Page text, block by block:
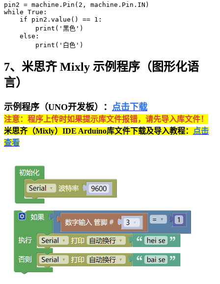
pin2 = machine.Pin(2, machine.Pin.IN)
while True:
    if pin2.value() == 1:
        print('黑色')
    else:
        print('白色')
7、米思齐 Mixly 示例程序（图形化语
言）
示例程序（UNO开发板）： 点击下载
注意：程序上传时如果提示库文件报错，请先导入库文件！
米思齐（Mixly）IDE Arduino库文件下载及导入教程： 点击
查看